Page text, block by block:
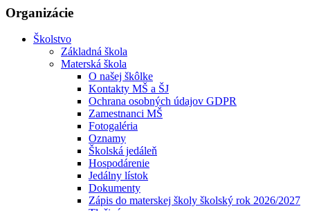
Organizácie
Školstvo
Základná škola
Materská škola
O našej škôlke
Kontakty MŠ a ŠJ
Ochrana osobných údajov GDPR
Zamestnanci MŠ
Fotogaléria
Oznamy
Školská jedáleň
Hospodárenie
Jedálny lístok
Dokumenty
Zápis do materskej školy školský rok 2026/2027